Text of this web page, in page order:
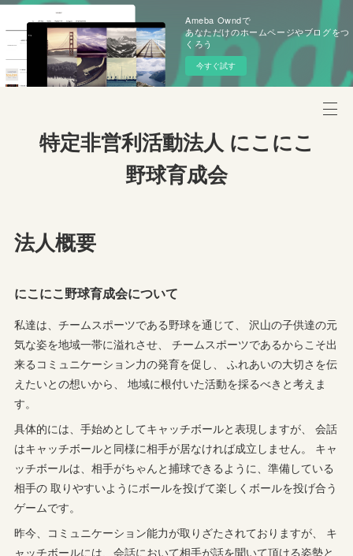
Ameba Owndで
あなただけのホームページやブログをつ
くろう
今すぐ試す
特定非営利活動法人 にこにこ
野球育成会
法人概要
にこにこ野球育成会について
私達は、チームスポーツである野球を通じて、 沢山の子供達の元
気な姿を地域一帯に溢れさせ、 チームスポーツであるからこそ出
来るコミュニケーション力の発育を促し、 ふれあいの大切さを伝
えたいとの想いから、 地域に根付いた活動を採るべきと考えま
す。
具体的には、手始めとしてキャッチボールと表現しますが、 会話
はキャッチボールと同様に相手が居なければ成立しません。 キャ
ッチボールは、相手がちゃんと捕球できるように、準備している
相手の 取りやすいようにボールを投げて楽しくボールを投げ合う
ゲームです。
昨今、コミュニケーション能力が取りざたされておりますが、 キ
ャッチボールには、会話において相手が話を聞いて頂ける姿勢と